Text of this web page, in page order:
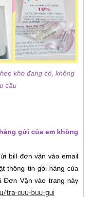
kho đang có, không
cầu
gửi của em không
bill đơn vận vào email
thông tin gói hàng của
Đơn Vận vào trang này
tra-cuu-buu-gui